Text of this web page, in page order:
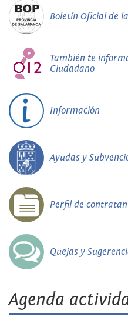
Boletín Oficial de
También te
Ciudadano
Información
Ayudas y
Perfil de
Quejas y
Agenda